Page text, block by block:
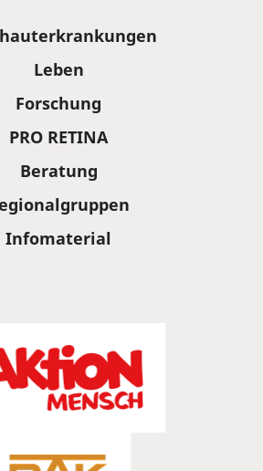
Leben
Forschung
PRO RETINA
Beratung
Infomaterial